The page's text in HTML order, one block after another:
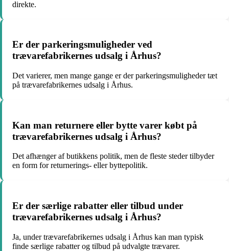
direkte.
Er der parkeringsmuligheder ved
trævarefabrikernes udsalg i Århus?
Det varierer, men mange gange er der parkeringsmuligheder tæt
på trævarefabrikernes udsalg i Århus.
Kan man returnere eller bytte varer købt på
trævarefabrikernes udsalg i Århus?
Det afhænger af butikkens politik, men de fleste steder tilbyder
en form for returnerings- eller byttepolitik.
Er der særlige rabatter eller tilbud under
trævarefabrikernes udsalg i Århus?
Ja, under trævarefabrikernes udsalg i Århus kan man typisk
finde særlige rabatter og tilbud på udvalgte trævarer.